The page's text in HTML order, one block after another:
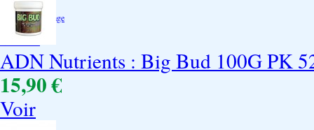
Substrat-Bouturage
ADN Nutrients : Big Bud 100G PK
15,90 €
Voir